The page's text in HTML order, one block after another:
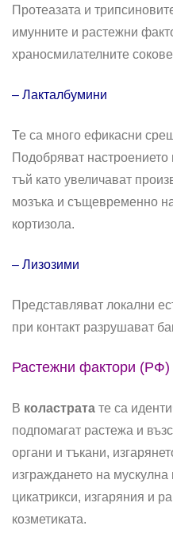
Протеазата и
имунните и растежни
храносмилателните
– Лакталбумини
Те са много ефикасни
Подобряват настроението
тъй като увеличават
мозъка и същевременно
кортизола.
– Лизозими
Представляват локални
при контакт разрушават
Растежни фактори (РФ)
В коластрата те са
подпомагат растежа и
органи и тъкани,
изграждането на
цикатрикси, изгаряния и
козметиката.